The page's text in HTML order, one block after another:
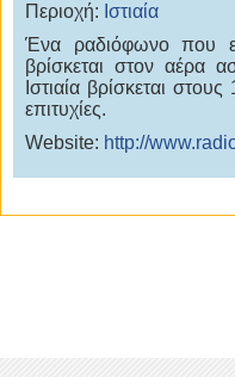
Περιοχή: Ιστιαία
Ένα ραδιόφωνο που
βρίσκεται στον αέρα
Ιστιαία βρίσκεται
επιτυχίες.
Website: http://